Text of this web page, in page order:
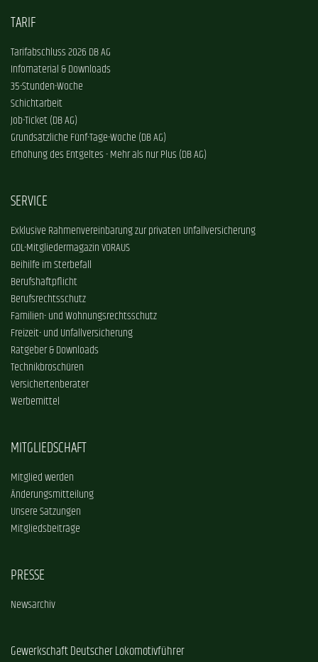
TARIF
Tarifabschluss 2026 DB AG
Infomaterial & Downloads
35-Stunden-Woche
Schichtarbeit
Job-Ticket (DB AG)
Grundsätzliche Fünf-Tage-Woche (DB AG)
Erhöhung des Entgeltes - Mehr als nur Plus (DB AG)
SERVICE
Exklusive Rahmenvereinbarung zur privaten Unfallversicherung
GDL-Mitgliedermagazin VORAUS
Beihilfe im Sterbefall
Berufshaftpflicht
Berufsrechtsschutz
Familien- und Wohnungsrechtsschutz
Freizeit- und Unfallversicherung
Ratgeber & Downloads
Technikbroschüren
Versichertenberater
Werbemittel
MITGLIEDSCHAFT
Mitglied werden
Änderungsmitteilung
Unsere Satzungen
Mitgliedsbeiträge
PRESSE
Newsarchiv
Gewerkschaft Deutscher Lokomotivführer